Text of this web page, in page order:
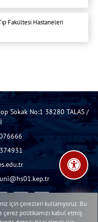
Fakültesi Hastaneleri
Sokak No:1 38280 TALAS /
için çerezleri kullanıyoruz. Bu
çerez politikamızı kabul etmiş